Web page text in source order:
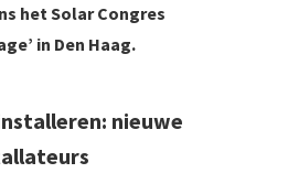
het Solar Congres
in Den Haag.
nieuwe